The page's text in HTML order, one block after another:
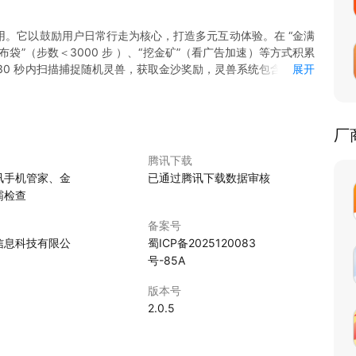
它以鼓励用户日常行走为核心，打造多元互动体验。在 “金满
袋”（步数＜3000 步 ）、“挖金矿”（看广告加速）等方式积累
秒内扫描捕捉随机灵兽，获取金沙奖励，灵兽系统包含白虎、
展开
手机管家、金
检查
腾讯下载
已通过腾讯下载数据审核
息科技有限公
备案号
蜀ICP备2025120083
号-85A
版本号
2.0.5
厂